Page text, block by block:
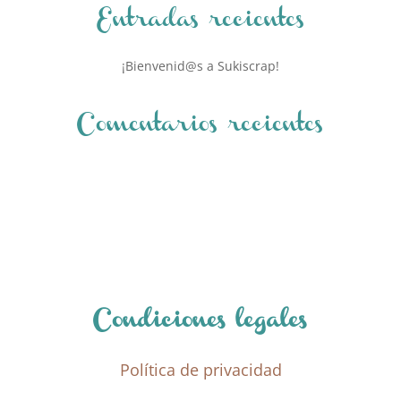
Entradas recientes
¡Bienvenid@s a Sukiscrap!
Comentarios recientes
Condiciones legales
Política de privacidad